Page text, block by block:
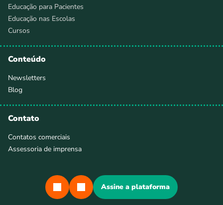
Educação para Pacientes
Educação nas Escolas
Cursos
Conteúdo
Newsletters
Blog
Contato
Contatos comerciais
Assessoria de imprensa
Assine a plataforma